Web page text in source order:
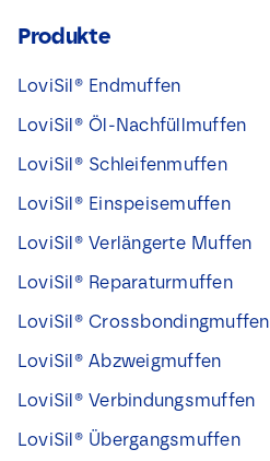
Produkte
LoviSil® Endmuffen
LoviSil® Öl-Nachfüllmuffen
LoviSil® Schleifenmuffen
LoviSil® Einspeisemuffen
LoviSil® Verlängerte Muffen
LoviSil® Reparaturmuffen
LoviSil® Crossbondingmuffen
LoviSil® Abzweigmuffen
LoviSil® Verbindungsmuffen
LoviSil® Übergangsmuffen